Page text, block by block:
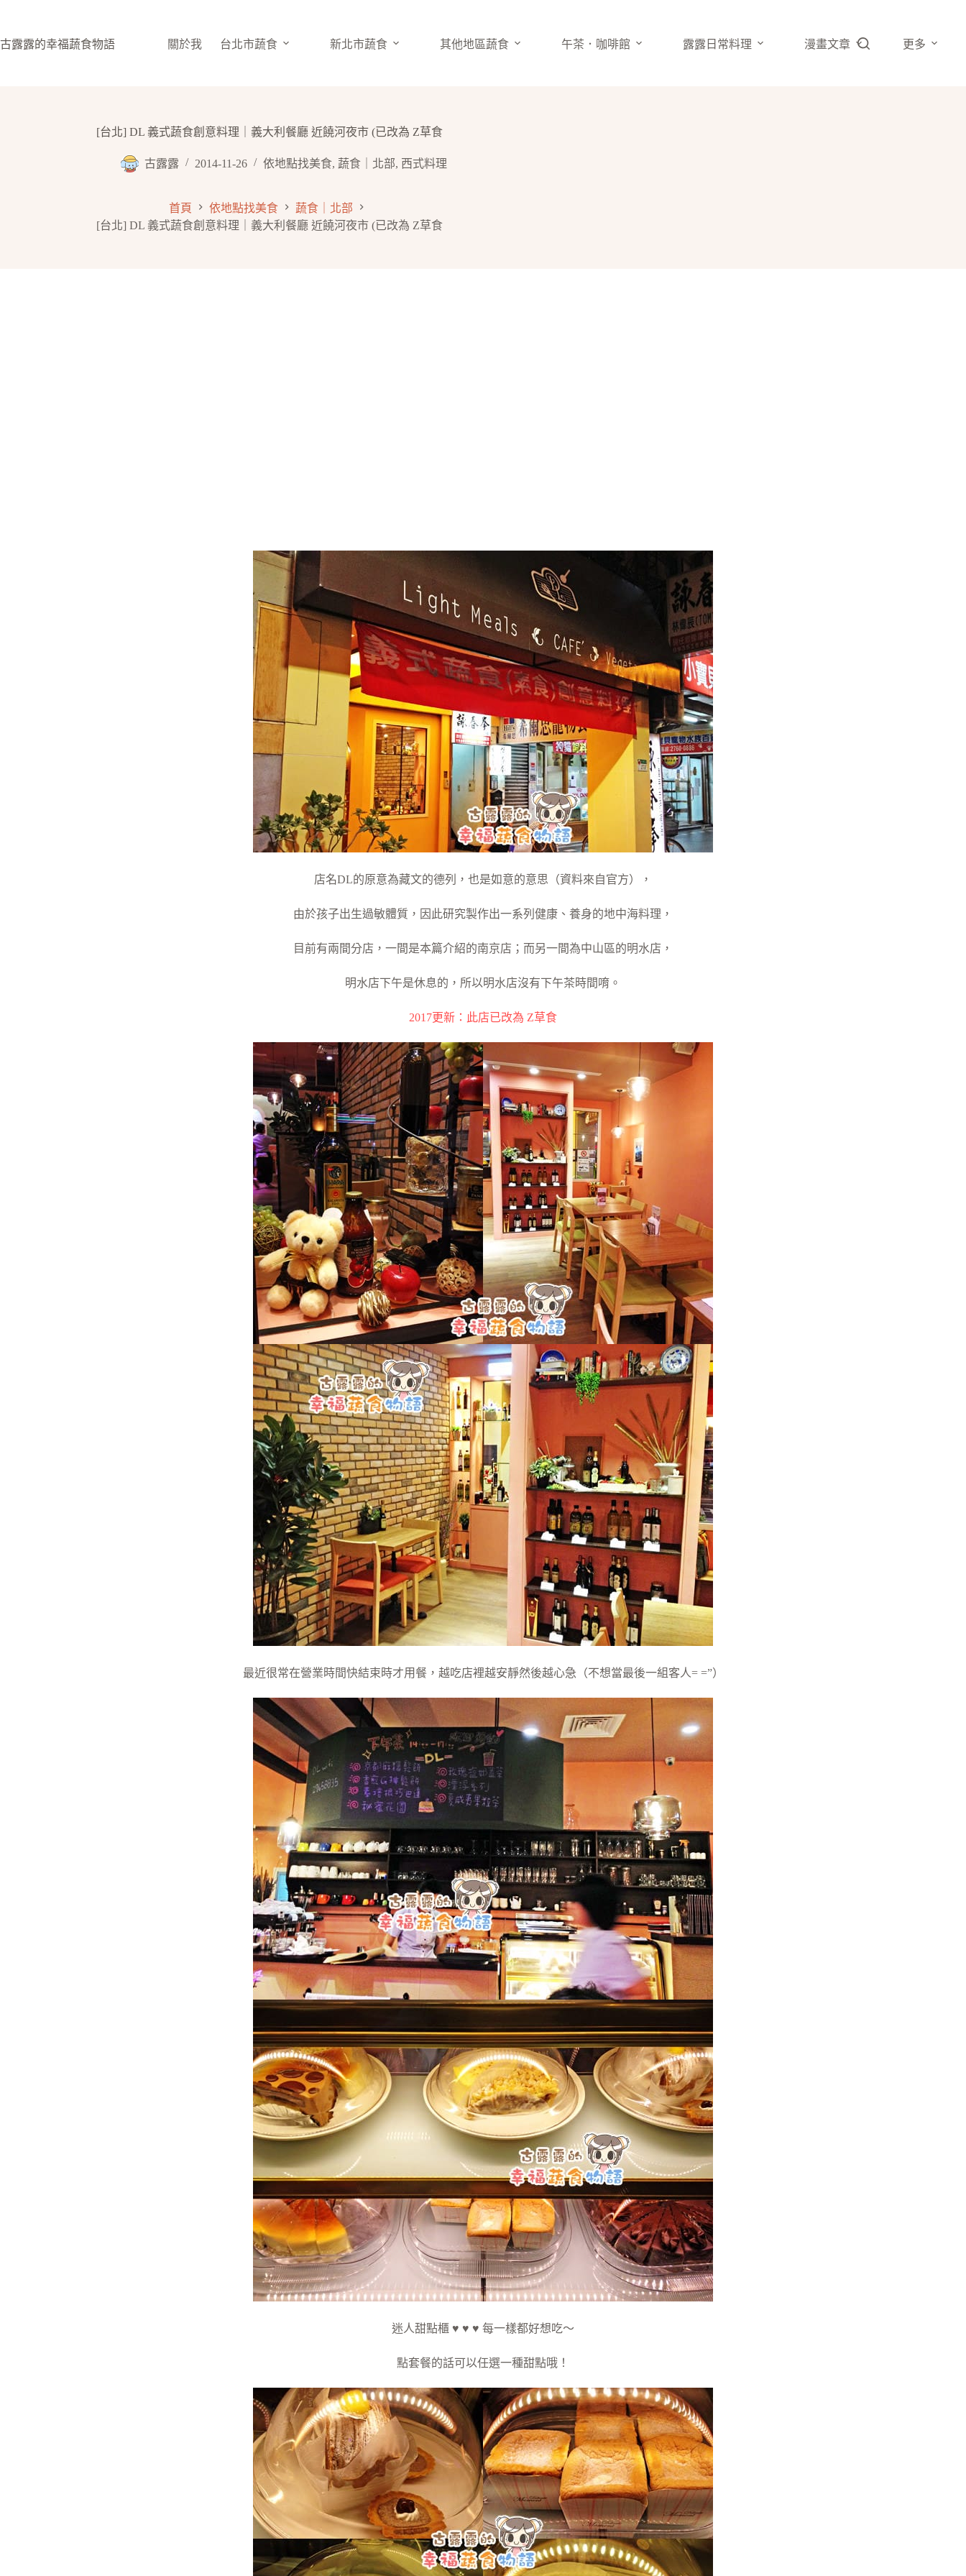
主
古露露的幸福蔬食物語 關於我 台北市蔬食 新北市蔬食 其他地區蔬食 午茶．咖啡館 露露日常料理 漫畫文章 更多
[台北] DL 義式蔬食創意料理｜義大利餐廳 近饒河夜市 (已改為 Z草食
古露露 2014-11-26 依地點找美食, 蔬食｜北部, 西式料理
首頁 依地點找美食
蔬食｜北部
[台北] DL 義式蔬食創意料理｜義大利餐廳 近饒河夜市 (已改為 Z草食
店名DL的原意為藏文的德列，也是如意的意思（資料來自官方），
由於孩子出生過敏體質，因此研究製作出一系列健康、養身的地中海料理，
目前有兩間分店，一間是本篇介紹的南京店；而另一間為中山區的明水店，
明水店下午是休息的，所以明水店沒有下午茶時間唷。
2017更新：此店已改為 Z草食
最近很常在營業時間快結束時才用餐，越吃店裡越安靜然後越心急（不想當最後一組客人= =”）
迷人甜點櫃 ♥ ♥ ♥ 每一樣都好想吃～
點套餐的話可以任選一種甜點哦！